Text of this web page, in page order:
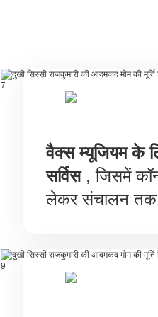
वैक्स म्यूजियम के
सर्विस, जिसमें
लेकर संचालन तक